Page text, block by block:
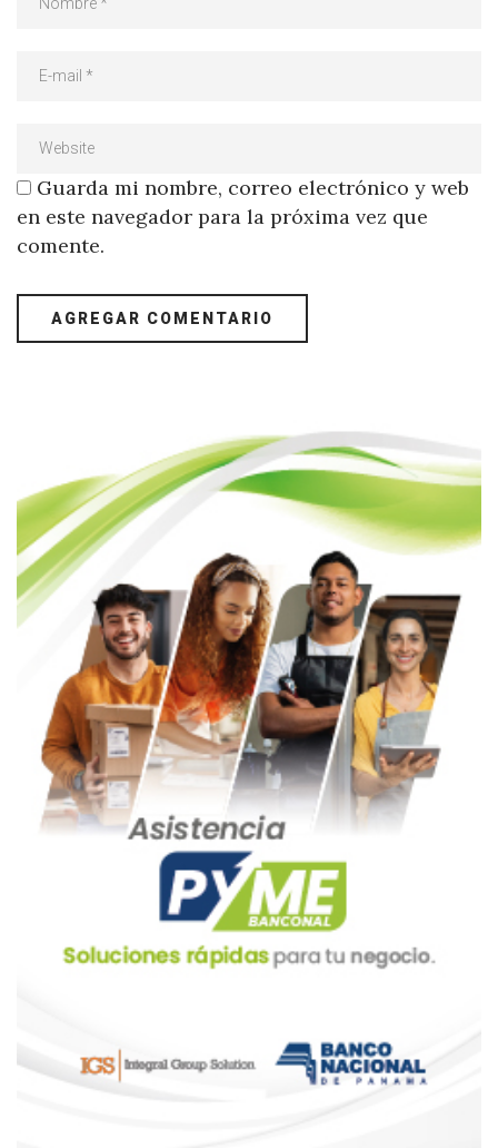
Guarda mi nombre, correo electrónico y web
en este navegador para la próxima vez que
comente.